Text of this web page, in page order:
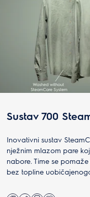
Sustav 700
Inovativni sustav
nježnim mlazom pare
nabore. Time se
bez topline